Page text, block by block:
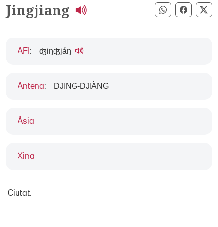
Jingjiang Compartir
Àsia
Xina
AFI : ʤiŋʤjáŋ
Antena: DJING-DJIÀNG
Ciutat.